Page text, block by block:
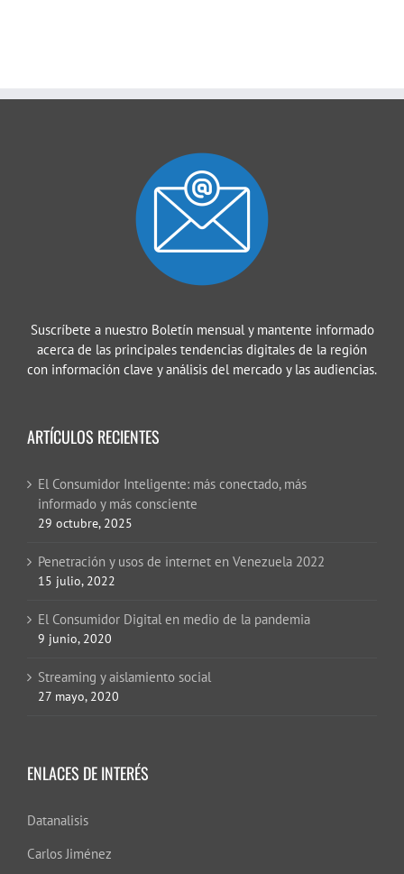
Suscríbete a nuestro Boletín mensual y mantente informado
acerca de las principales tendencias digitales de la región
con información clave y análisis del mercado y las audiencias.
ARTÍCULOS RECIENTES
El Consumidor Inteligente: más conectado, más
informado y más consciente
29 octubre, 2025
Penetración y usos de internet en Venezuela 2022
15 julio, 2022
El Consumidor Digital en medio de la pandemia
9 junio, 2020
Streaming y aislamiento social
27 mayo, 2020
ENLACES DE INTERÉS
Datanalisis
Carlos Jiménez